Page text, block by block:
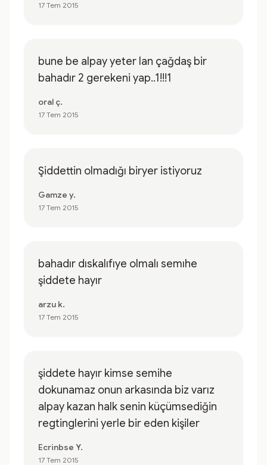
17 Tem 2015
bune be alpay yeter lan çağdaş bir
bahadır 2 gerekeni yap..1!!!1
oral ç.
17 Tem 2015
Şiddettin olmadığı biryer istiyoruz
Gamze y.
17 Tem 2015
bahadır dıskalıfıye olmalı semıhe
şiddete hayır
arzu k.
17 Tem 2015
şiddete hayır kimse semihe
dokunamaz onun arkasında biz varız
alpay kazan halk senin küçümsediğin
regtinglerini yerle bir eden kişiler
Ecrinbse Y.
17 Tem 2015